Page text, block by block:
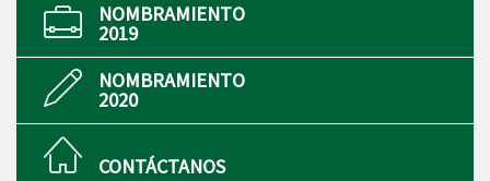
NOMBRAMIENTO
2019
NOMBRAMIENTO
2020
CONTÁCTANOS